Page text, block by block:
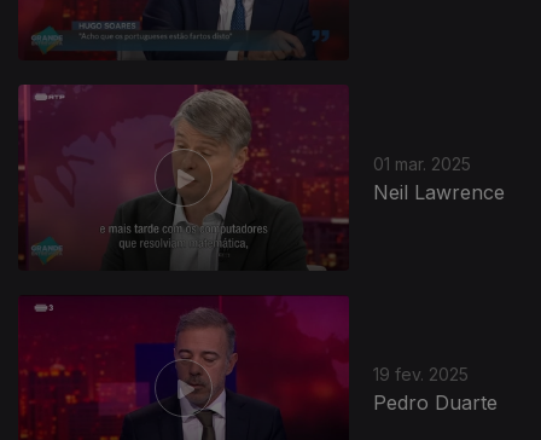
01 mar. 2025
Neil Lawrence
19 fev. 2025
Pedro Duarte